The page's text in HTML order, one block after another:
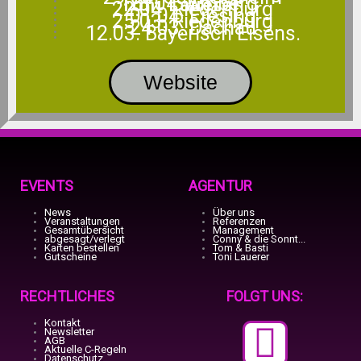
Toni Lauerer
12.03. Bayerisch Eiséns.
24.03. Dachau
25.03. Riedenburg
01.04. Eresing
22.04. Riedenburg
Website
EVENTS
News
Veranstaltungen
Gesamtübersicht
abgesagt/verlegt
Karten bestellen
Gutscheine
AGENTUR
Über uns
Referenzen
Management
Conny & die Sonnt...
Tom & Basti
Toni Lauerer
RECHTLICHES
Kontakt
Newsletter
AGB
Aktuelle C-Regeln
Datenschutz
FOLGT UNS:
F
T
T
I
Y